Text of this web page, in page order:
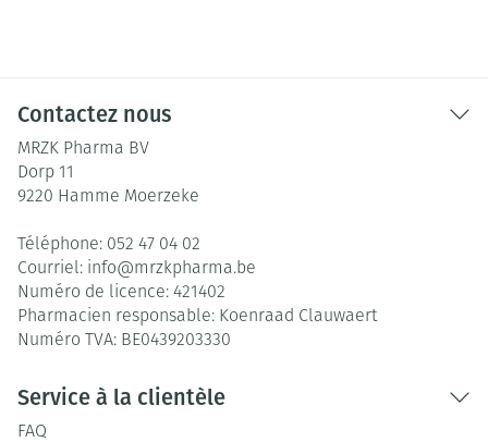
Contactez nous
MRZK Pharma BV
Dorp 11
9220 Hamme Moerzeke
Téléphone: 052 47 04 02
Courriel: info@mrzkpharma.be
Numéro de licence: 421402
Pharmacien responsable: Koenraad Clauwaert
Numéro TVA: BE0439203330
Service à la clientèle
FAQ